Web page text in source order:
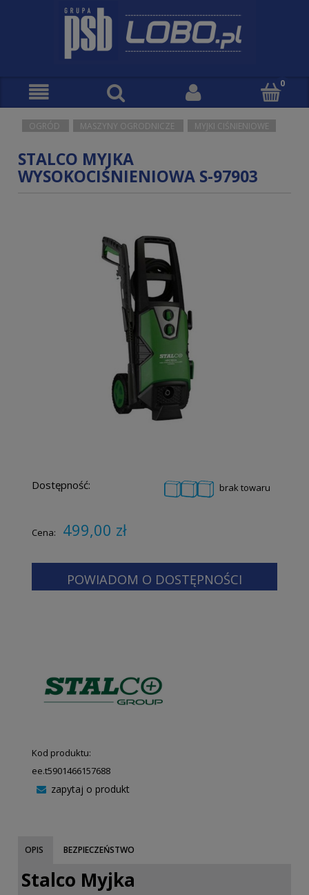
OGRÓD MASZYNY OGRODNICZE MYJKI CIŚNIENIOWE
STALCO MYJKA
WYSOKOCIŚNIENIOWA S-97903
Dostępność: brak towaru
Cena: 499,00 zł
POWIADOM O DOSTĘPNOŚCI
Kod produktu:
ee.t5901466157688
zapytaj o produkt
OPIS BEZPIECZEŃSTWO
Stalco Myjka